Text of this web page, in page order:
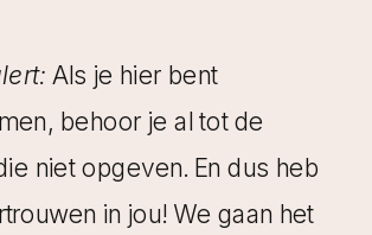
Als je hier bent
behoor je al tot de
niet opgeven. En dus heb
in jou! We gaan het